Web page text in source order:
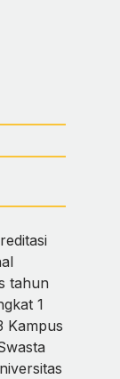
tahun
1
Kampus